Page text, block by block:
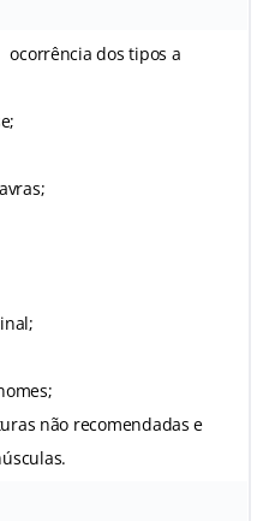
dos tipos a
não recomendadas e